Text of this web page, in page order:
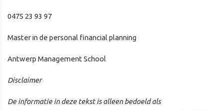
0475 23 93 97
Master in de personal financial planning
Antwerp Management School
Disclaimer
De informatie in deze tekst is alleen bedoeld als